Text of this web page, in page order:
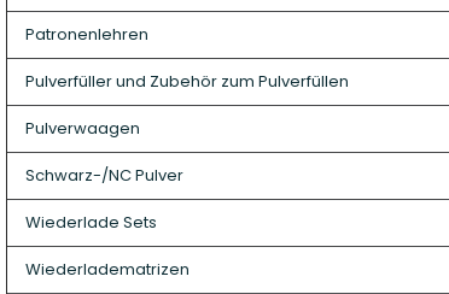
Dillon Wiederladen
Double Alpha Academy
Produkte
Uniqutek Dillon Zubehör
Patronenlehren
Pulverfüller und Zubehör zum Pulverfüllen
Pulverwaagen
Schwarz-/NC Pulver
Wiederlade Sets
Wiederladematrizen